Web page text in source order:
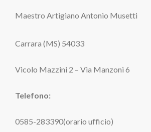
Maestro Artigiano Antonio Musetti
Carrara (MS) 54033
Vicolo Mazzini 2 – Via Manzoni 6
Telefono:
0585-283390(orario ufficio)